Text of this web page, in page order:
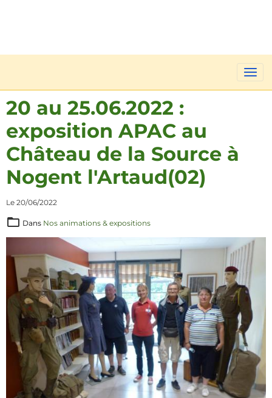
20 au 25.06.2022 :
exposition APAC au
Château de la Source à
Nogent l'Artaud(02)
Le 20/06/2022
Dans Nos animations & expositions